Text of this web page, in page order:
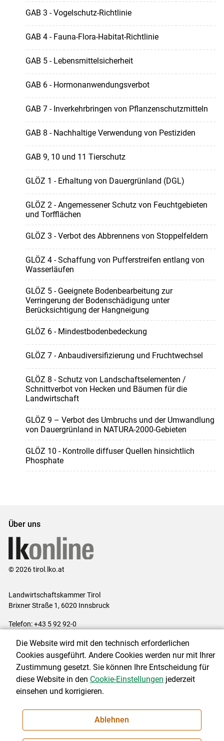
GAB 3 - Vogelschutz-Richtlinie
GAB 4 - Fauna-Flora-Habitat-Richtlinie
GAB 5 - Lebensmittelsicherheit
GAB 6 - Hormonanwendungsverbot
GAB 7 - Inverkehrbringen von Pflanzenschutzmitteln
GAB 8 - Nachhaltige Verwendung von Pestiziden
GAB 9, 10 und 11 Tierschutz
GLÖZ 1 - Erhaltung von Dauergrünland (DGL)
GLÖZ 2 - Angemessener Schutz von Feuchtgebieten
und Torfflächen
GLÖZ 3 - Verbot des Abbrennens von Stoppelfeldern
GLÖZ 4 - Schaffung von Pufferstreifen entlang von
Wasserläufen
GLÖZ 5 - Geeignete Bodenbearbeitung zur
Verringerung der Bodenschädigung unter
Berücksichtigung der Hangneigung
GLÖZ 6 - Mindestbodenbedeckung
GLÖZ 7 - Anbaudiversifizierung und Fruchtwechsel
GLÖZ 8 - Schutz von Landschaftselementen /
Schnittverbot von Hecken und Bäumen für die
Landwirtschaft
GLÖZ 9 – Verbot des Umbruchs und der Umwandlung
von Dauergrünland in NATURA-2000-Gebieten
GLÖZ 10 - Kontrolle diffuser Quellen hinsichtlich
Phosphate
Über uns
© 2026 tirol.lko.at
Landwirtschaftskammer Tirol
Brixner Straße 1, 6020 Innsbruck
Telefon: +43 5 92 92-0
Impressum|Kontakt|Datenschutzerklärung|Barrierefreiheit|
Cookie-Einstellungen
NEWSLETTER
Die Website wird mit den technisch erforderlichen
Cookies ausgeführt. Andere Cookies werden nur mit Ihrer
Zustimmung gesetzt. Sie können Ihre Entscheidung für
diese Website in den Cookie-Einstellungen jederzeit
einsehen und korrigieren.
Ablehnen